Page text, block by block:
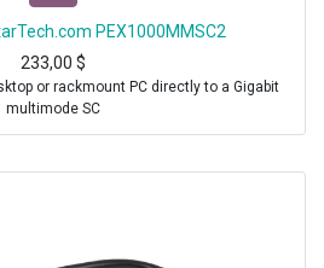
PEX1000MMSC2
233,00 $
or rackmount PC directly to a Gigabit
multimode SC